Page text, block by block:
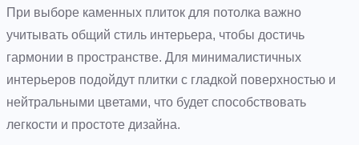
При выборе каменных плиток для потолка важно
учитывать общий стиль интерьера, чтобы достичь
гармонии в пространстве. Для минималистичных
интерьеров подойдут плитки с гладкой поверхностью и
нейтральными цветами, что будет способствовать
легкости и простоте дизайна.